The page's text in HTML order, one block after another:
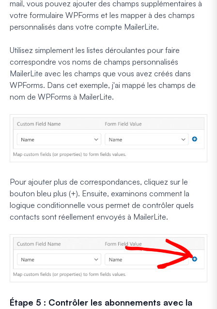
mail, vous pouvez ajouter des champs supplémentaires à
votre formulaire WPForms et les mapper à des champs
personnalisés dans votre compte MailerLite.
Utilisez simplement les listes déroulantes pour faire
correspondre vos noms de champs personnalisés
MailerLite avec les champs que vous avez créés dans
WPForms. Dans cet exemple, j'ai mappé les champs de
nom de WPForms à MailerLite.
Pour ajouter plus de correspondances, cliquez sur le
bouton bleu plus (+). Ensuite, examinons comment la
logique conditionnelle vous permet de contrôler quels
contacts sont réellement envoyés à MailerLite.
Étape 5 : Contrôler les abonnements avec la